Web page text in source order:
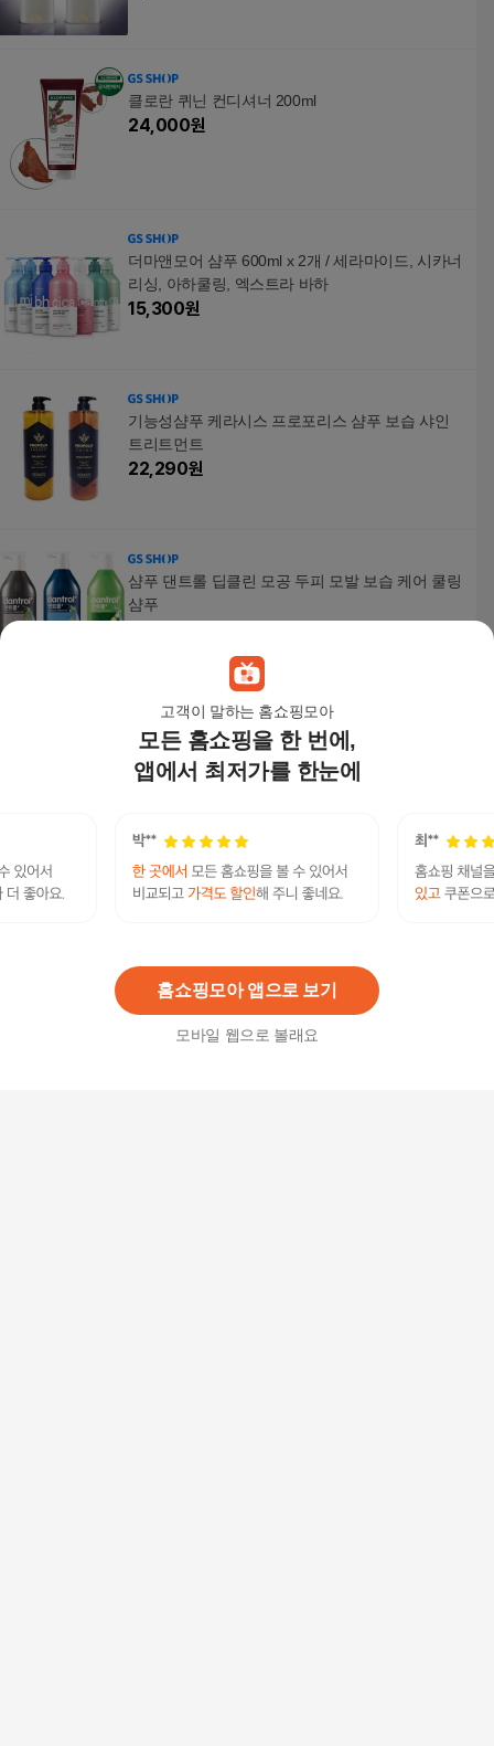
고객이 말하는 홈쇼핑모아
모든 홈쇼핑을 한 번에,
앱에서 최저가를 한눈에
홈쇼핑모아 앱으로 보기
모바일 웹으로 볼래요
클로란 퀴닌 컨디셔너 200ml
24,000원
더마앤모어 샴푸 600ml x 2개 / 세라마이드, 시카너
리싱, 아하쿨링, 엑스트라 바하
15,300원
기능성샴푸 케라시스 프로포리스 샴푸 보습 샤인
트리트먼트
22,290원
샴푸 댄트롤 딥클린 모공 두피 모발 보습 케어 쿨링
샴푸
지성샴푸 댄트롤 프레쉬 애플 비듬 영양 샴푸 린스
겸용 820ml
13,580 원
무코타 애 샴푸 100ml